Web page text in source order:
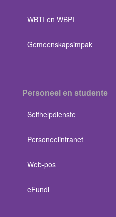
WBTI en WBPI
Gemeenskapsimpak
Personeel en studente
Selfhelpdienste
Personeelintranet
Web-pos
eFundi